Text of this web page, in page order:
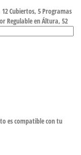
12 Cubiertos, 5 Programas
Regulable en Áltura, 52
es compatible con tu